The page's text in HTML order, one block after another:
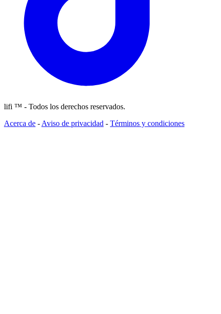
lifi ™ - Todos los derechos reservados.
Acerca de - Aviso de privacidad - Términos y condiciones